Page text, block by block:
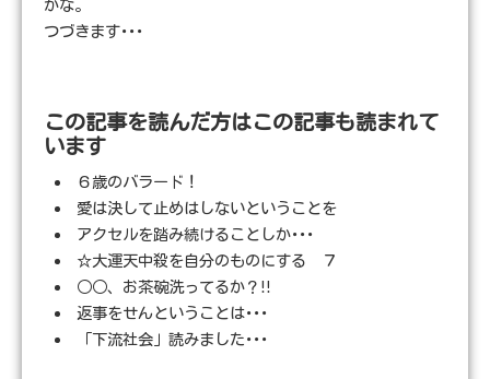
かな。
つづきます･･･
この記事を読んだ方はこの記事も読まれて
います
６歳のバラード！
愛は決して止めはしないということを
アクセルを踏み続けることしか･･･
☆大運天中殺を自分のものにする ７
○○、お茶碗洗ってるか？!!
返事をせんということは･･･
「下流社会」読みました･･･